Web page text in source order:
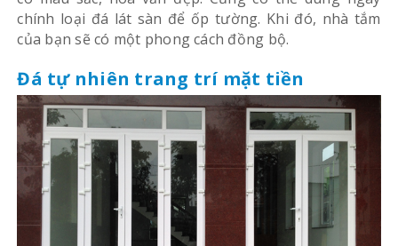
chính loại đá lát sàn để ốp tường. Khi đó, nhà tắm
của bạn sẽ có một phong cách đồng bộ.
Đá tự nhiên trang trí mặt tiền